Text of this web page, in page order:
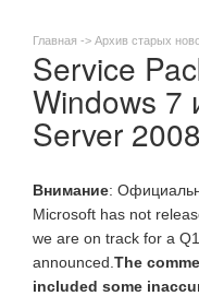
Главная -> Архив старых
Service
Windows 7
Server
Внимание:
Microsoft has not
we are on track for a
announced. The
included some